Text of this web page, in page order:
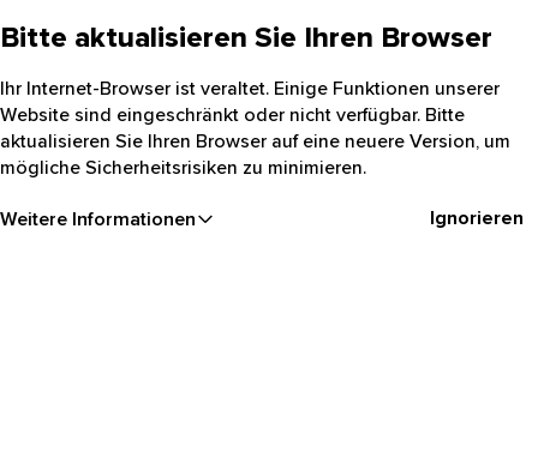
Bitte aktualisieren Sie Ihren Browser
Ihr Internet-Browser ist veraltet. Einige Funktionen unserer
Website sind eingeschränkt oder nicht verfügbar. Bitte
aktualisieren Sie Ihren Browser auf eine neuere Version, um
mögliche Sicherheitsrisiken zu minimieren.
Weitere Informationen Ignorieren